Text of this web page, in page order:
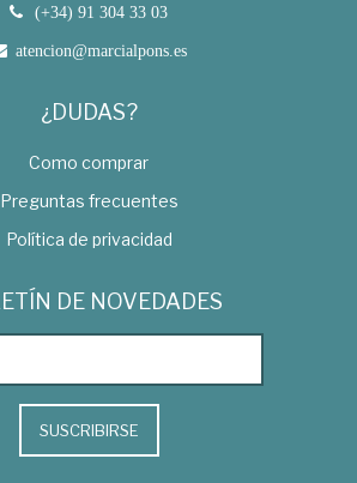
(+34) 91 304 33 03
atencion@marcialpons.es
¿DUDAS?
Como comprar
Preguntas frecuentes
Política de privacidad
DE NOVEDADES
SUSCRIBIRSE